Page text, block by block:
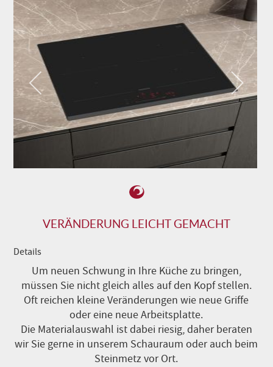
VERÄNDERUNG LEICHT GEMACHT
Details
Um neuen Schwung in Ihre Küche zu bringen,
müssen Sie nicht gleich alles auf den Kopf stellen.
Oft reichen kleine Veränderungen wie neue Griffe
oder eine neue Arbeitsplatte.
Die Materialauswahl ist dabei riesig, daher beraten
wir Sie gerne in unserem Schauraum oder auch beim
Steinmetz vor Ort.